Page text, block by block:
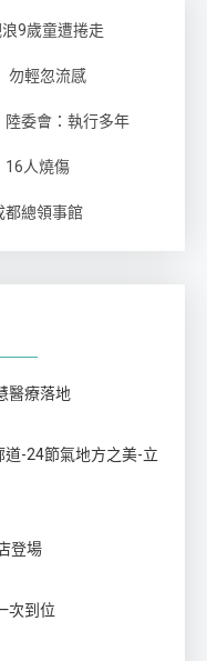
9歲童遭捲走
勿輕忽流感
委會：執行多年
人燒傷
總領事館
醫療落地
道-24節氣地方之美-立
登場
次到位